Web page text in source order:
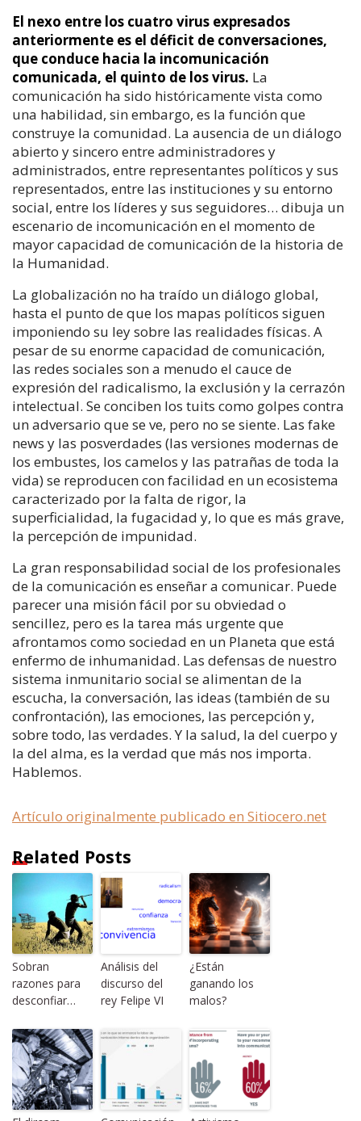
El nexo entre los cuatro virus expresados
anteriormente es el déficit de conversaciones,
que conduce hacia la incomunicación
comunicada, el quinto de los virus. La
comunicación ha sido históricamente vista como
una habilidad, sin embargo, es la función que
construye la comunidad. La ausencia de un diálogo
abierto y sincero entre administradores y
administrados, entre representantes políticos y sus
representados, entre las instituciones y su entorno
social, entre los líderes y sus seguidores… dibuja un
escenario de incomunicación en el momento de
mayor capacidad de comunicación de la historia de
la Humanidad.
La globalización no ha traído un diálogo global,
hasta el punto de que los mapas políticos siguen
imponiendo su ley sobre las realidades físicas. A
pesar de su enorme capacidad de comunicación,
las redes sociales son a menudo el cauce de
expresión del radicalismo, la exclusión y la cerrazón
intelectual. Se conciben los tuits como golpes contra
un adversario que se ve, pero no se siente. Las fake
news y las posverdades (las versiones modernas de
los embustes, los camelos y las patrañas de toda la
vida) se reproducen con facilidad en un ecosistema
caracterizado por la falta de rigor, la
superficialidad, la fugacidad y, lo que es más grave,
la percepción de impunidad.
La gran responsabilidad social de los profesionales
de la comunicación es enseñar a comunicar. Puede
parecer una misión fácil por su obviedad o
sencillez, pero es la tarea más urgente que
afrontamos como sociedad en un Planeta que está
enfermo de inhumanidad. Las defensas de nuestro
sistema inmunitario social se alimentan de la
escucha, la conversación, las ideas (también de su
confrontación), las emociones, las percepción y,
sobre todo, las verdades. Y la salud, la del cuerpo y
la del alma, es la verdad que más nos importa.
Hablemos.
Artículo originalmente publicado en Sitiocero.net
Related Posts
Sobran
razones para
desconfiar…
Análisis del
discurso del
rey Felipe VI
¿Están
ganando los
malos?